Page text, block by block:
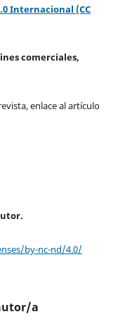
Internacional (CC
comerciales,
enlace al artículo
by-nc-nd/4.0/
a